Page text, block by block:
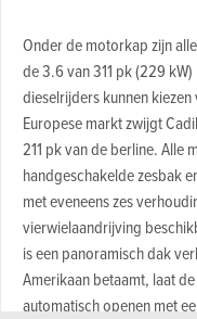
Onder de motorkap zijn
de 3.6 van 311 pk (229
dieselrijders kunnen
Europese markt zwijgt
211 pk van de berline. Alle
handgeschakelde zesbak
met eveneens zes
vierwielaandrijving
is een panoramisch dak
Amerikaan betaamt, laat
automatisch openen met